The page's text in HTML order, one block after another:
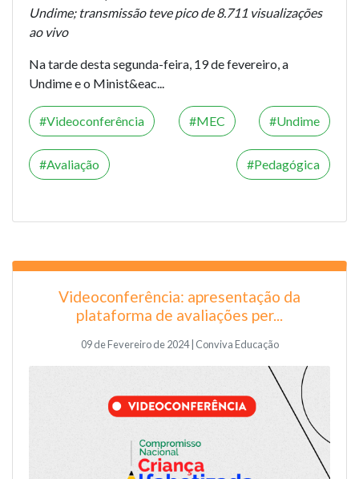
Undime; transmissão teve pico de 8.711 visualizações
ao vivo
Na tarde desta segunda-feira, 19 de fevereiro, a
Undime e o Minist&eac...
Videoconferência MEC Undime
Avaliação Pedagógica
Videoconferência: apresentação da
plataforma de avaliações per...
09 de Fevereiro de 2024 | Conviva Educação